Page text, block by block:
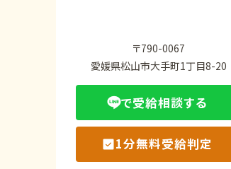
〒790-0067
愛媛県松山市大手町1丁目8-20
で受給相談する
1分無料受給判定